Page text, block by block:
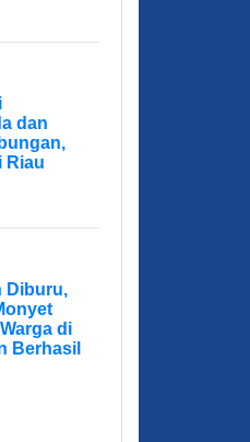
dan
Riau
Diburu,
di
Berhasil